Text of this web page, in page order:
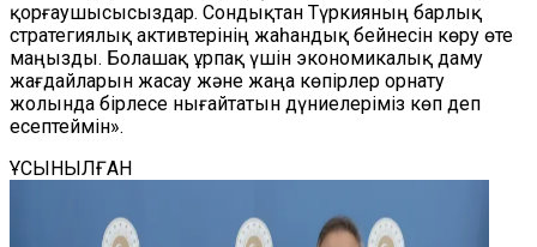
қорғаушысысыздар. Сондықтан Түркияның барлық
стратегиялық активтерінің жаһандық бейнесін көру өте
маңызды. Болашақ ұрпақ үшін экономикалық даму
жағдайларын жасау және жаңа көпірлер орнату
жолында бірлесе нығайтатын дүниелеріміз көп деп
есептеймін».
ҰСЫНЫЛҒАН